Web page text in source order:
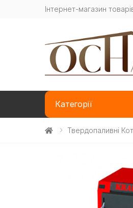
Інтернет-магазин
Категорії
Твердопаливні